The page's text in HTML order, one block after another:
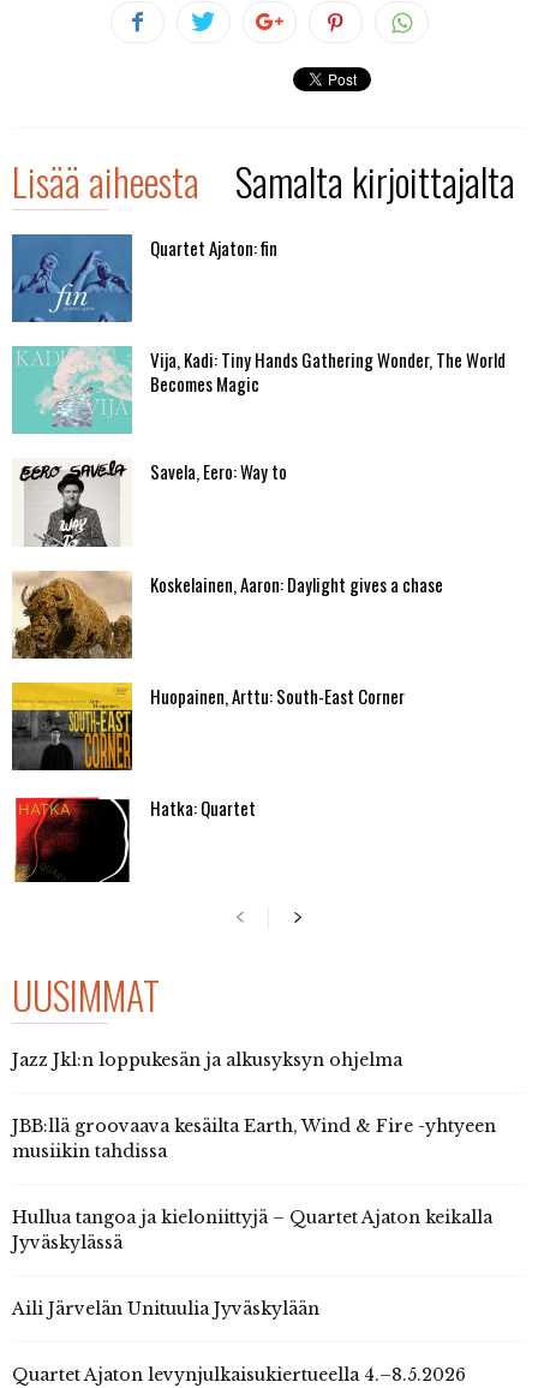
Lisää aiheesta Samalta kirjoittajalta
Quartet Ajaton: fin
Vija, Kadi: Tiny Hands Gathering Wonder, The World
Becomes Magic
Savela, Eero: Way to
Koskelainen, Aaron: Daylight gives a chase
Huopainen, Arttu: South-East Corner
Hatka: Quartet
UUSIMMAT
Jazz Jkl:n loppukesän ja alkusyksyn ohjelma
JBB:llä groovaava kesäilta Earth, Wind & Fire -yhtyeen
musiikin tahdissa
Hullua tangoa ja kieloniittyjä – Quartet Ajaton keikalla
Jyväskylässä
Aili Järvelän Unituulia Jyväskylään
Quartet Ajaton levynjulkaisukiertueella 4.–8.5.2026